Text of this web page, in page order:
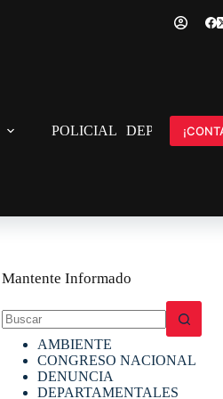
POLICIAL DEPORTES
Mantente Informado
resultados
AMBIENTE
CONGRESO NACIONAL
DENUNCIA
DEPARTAMENTALES